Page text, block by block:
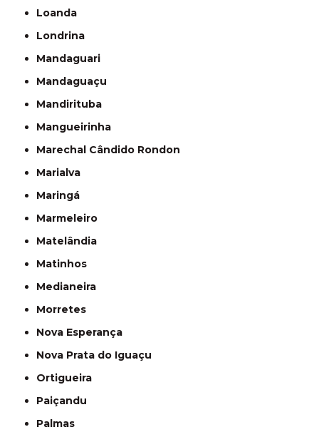
Loanda
Londrina
Mandaguari
Mandaguaçu
Mandirituba
Mangueirinha
Marechal Cândido Rondon
Marialva
Maringá
Marmeleiro
Matelândia
Matinhos
Medianeira
Morretes
Nova Esperança
Nova Prata do Iguaçu
Ortigueira
Paiçandu
Palmas